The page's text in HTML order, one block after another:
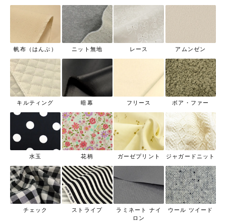
帆布（はんぷ） ニット無地 レース アムンゼン
キルティング 暗幕 フリース ボア・ファー
水玉 花柄 ガーゼプリント ジャガードニット
チェック ストライプ
ラミネート ナイ
ロン
ウール ツイード